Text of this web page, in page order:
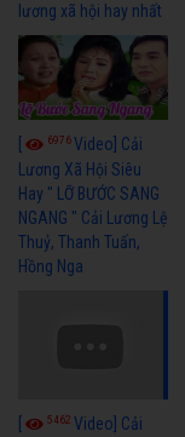
lương xã hội hay nhất
6976Video] Cải
Lương Xã Hội Siêu
Hay " LỠ BƯỚC SANG
NGANG " Cải Lương Lệ
Thuỷ, Thanh Tuấn,
Hồng Nga
5462 Video] Cải